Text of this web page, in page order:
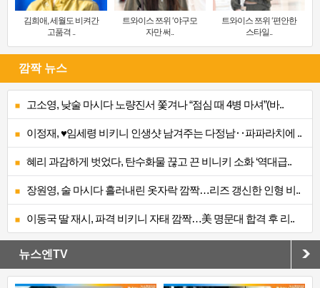
김희애, 세월도 비켜간
고품격 ..
트와이스 쯔위 ‘야구모
자만 써..
트와이스 쯔위 ‘편안한
스타일..
깜짝 뉴스
고소영, 낮술 마시다 노량진서 쫓겨나 “점심 때 4병 마셔”(바..
이정재, ♥임세령 비키니 인생샷 남겨주는 다정남‥파파라치에 ..
혜리 과감하게 벗었다, 탄수화물 끊고 끈 비니키 소화 ‘역대급..
장원영, 술 마시다 흘러내린 옷자락 깜짝…리즈 갱신한 인형 비..
이동국 딸 재시, 파격 비키니 자태 깜짝…美 명문대 합격 후 리..
뉴스엔TV